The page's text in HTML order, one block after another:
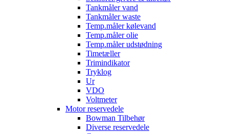
Tankmåler vand
Tankmåler waste
Temp.måler kølevand
Temp.måler olie
Temp.måler udstødning
Timetæller
Trimindikator
Tryklog
Ur
VDO
Voltmeter
Motor reservedele
Bowman Tilbehør
Diverse reservedele